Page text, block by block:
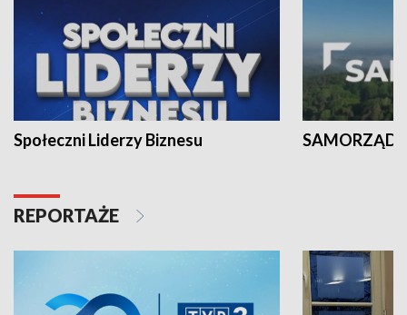
Społeczni Liderzy Biznesu SAMORZĄD
REPORTAŻE